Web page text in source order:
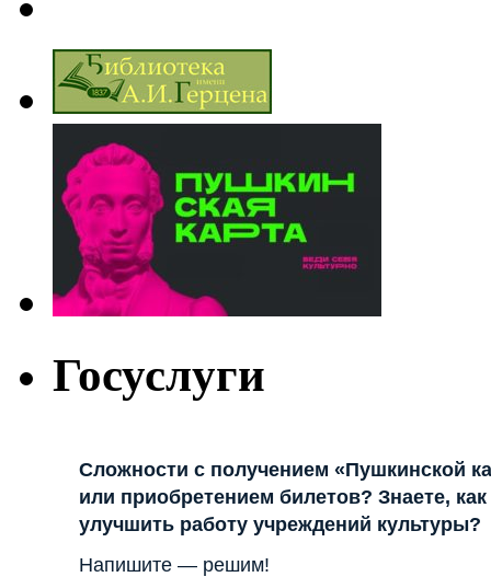
Госуслуги
Сложности с получением «Пушкинской
или приобретением билетов? Знаете, как
улучшить работу учреждений культуры?
Напишите — решим!